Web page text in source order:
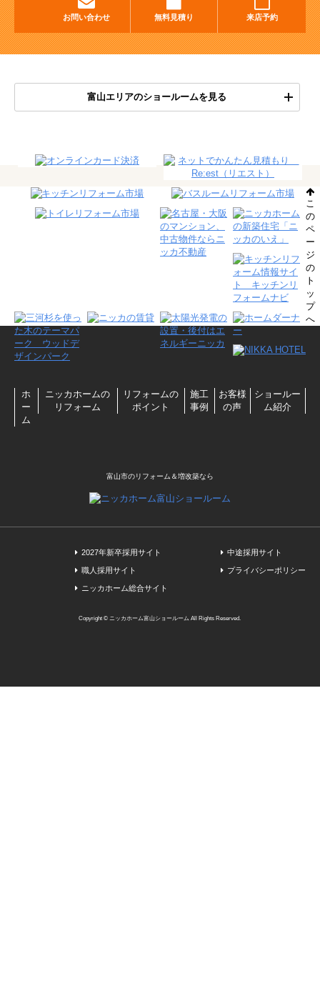
お問い合わせ 無料見積り 来店予約
富山エリアのショールームを見る
こ
の
ペ
ー
ジ
の
ト
ッ
プ
へ
ホ
ー
ム
ニッカホームの
リフォーム
リフォームの
ポイント
施工
事例
お客様
の声
ショールー
ム紹介
富山市のリフォーム＆増改築なら
2027年新卒採用サイト 中途採用サイト
職人採用サイト プライバシーポリシー
ニッカホーム総合サイト
Copyright © ニッカホーム富山ショールーム All Rights Reserved.